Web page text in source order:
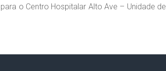
o Centro Hospitalar Alto Ave – Unidade de